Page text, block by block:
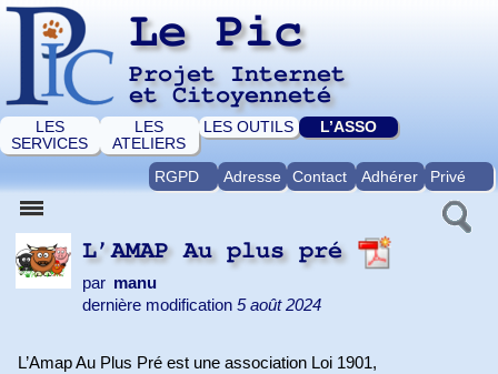
Le Pic
Projet Internet
et Citoyenneté
LES
SERVICES
LES
ATELIERS
LES OUTILS L’ASSO
RGPD Adresse Contact Adhérer Privé
L’AMAP Au plus pré
par manu
dernière modification 5 août 2024
L’Amap Au Plus Pré est une association Loi 1901,